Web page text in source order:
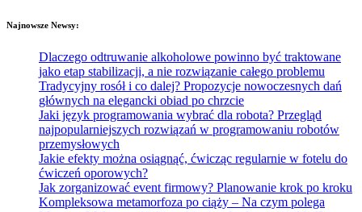
Najnowsze Newsy:
Dlaczego odtruwanie alkoholowe powinno być traktowane
jako etap stabilizacji, a nie rozwiązanie całego problemu
Tradycyjny rosół i co dalej? Propozycje nowoczesnych dań
głównych na elegancki obiad po chrzcie
Jaki język programowania wybrać dla robota? Przegląd
najpopularniejszych rozwiązań w programowaniu robotów
przemysłowych
Jakie efekty można osiągnąć, ćwicząc regularnie w fotelu do
ćwiczeń oporowych?
Jak zorganizować event firmowy? Planowanie krok po kroku
Kompleksowa metamorfoza po ciąży – Na czym polega